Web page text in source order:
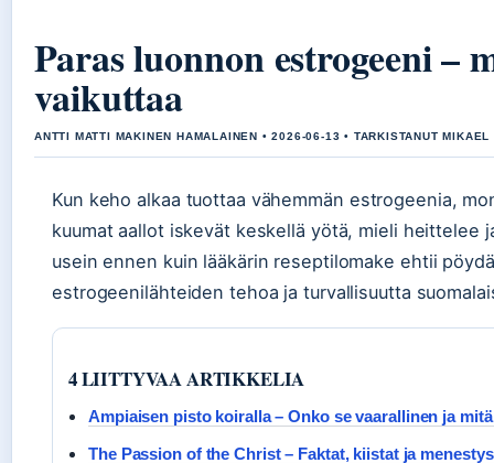
Paras luonnon estrogeeni –
vaikuttaa
ANTTI MATTI MAKINEN HAMALAINEN • 2026-06-13 • TARKISTANUT MIKAEL
Kun keho alkaa tuottaa vähemmän estrogeenia,
kuumat aallot iskevät keskellä yötä, mieli heittelee
usein ennen kuin lääkärin reseptilomake ehtii
estrogeenilähteiden tehoa ja turvallisuutta
4 LIITTYVAA ARTIKKELIA
Ampiaisen pisto koiralla – Onko se vaarallinen ja
The Passion of the Christ – Faktat, kiistat ja menestys